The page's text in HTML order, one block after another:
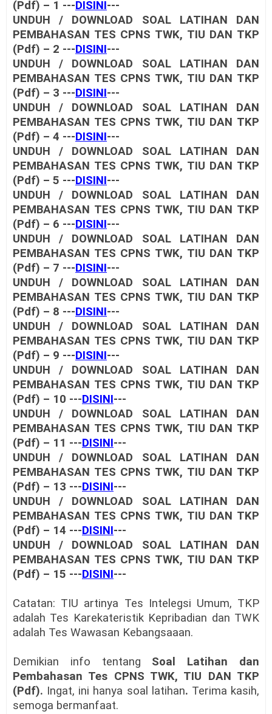
(Pdf) – 1 ---DISINI---
UNDUH / DOWNLOAD SOAL LATIHAN DAN
PEMBAHASAN TES CPNS TWK, TIU DAN TKP
(Pdf) – 2 ---DISINI---
UNDUH / DOWNLOAD SOAL LATIHAN DAN
PEMBAHASAN TES CPNS TWK, TIU DAN TKP
(Pdf) – 3 ---DISINI---
UNDUH / DOWNLOAD SOAL LATIHAN DAN
PEMBAHASAN TES CPNS TWK, TIU DAN TKP
(Pdf) – 4 ---DISINI---
UNDUH / DOWNLOAD SOAL LATIHAN DAN
PEMBAHASAN TES CPNS TWK, TIU DAN TKP
(Pdf) – 5 ---DISINI---
UNDUH / DOWNLOAD SOAL LATIHAN DAN
PEMBAHASAN TES CPNS TWK, TIU DAN TKP
(Pdf) – 6 ---DISINI---
UNDUH / DOWNLOAD SOAL LATIHAN DAN
PEMBAHASAN TES CPNS TWK, TIU DAN TKP
(Pdf) – 7 ---DISINI---
UNDUH / DOWNLOAD SOAL LATIHAN DAN
PEMBAHASAN TES CPNS TWK, TIU DAN TKP
(Pdf) – 8 ---DISINI---
UNDUH / DOWNLOAD SOAL LATIHAN DAN
PEMBAHASAN TES CPNS TWK, TIU DAN TKP
(Pdf) – 9 ---DISINI---
UNDUH / DOWNLOAD SOAL LATIHAN DAN
PEMBAHASAN TES CPNS TWK, TIU DAN TKP
(Pdf) – 10 ---DISINI---
UNDUH / DOWNLOAD SOAL LATIHAN DAN
PEMBAHASAN TES CPNS TWK, TIU DAN TKP
(Pdf) – 11 ---DISINI---
UNDUH / DOWNLOAD SOAL LATIHAN DAN
PEMBAHASAN TES CPNS TWK, TIU DAN TKP
(Pdf) – 13 ---DISINI---
UNDUH / DOWNLOAD SOAL LATIHAN DAN
PEMBAHASAN TES CPNS TWK, TIU DAN TKP
(Pdf) – 14 ---DISINI---
UNDUH / DOWNLOAD SOAL LATIHAN DAN
PEMBAHASAN TES CPNS TWK, TIU DAN TKP
(Pdf) – 15 ---DISINI---
Catatan: TIU artinya Tes Intelegsi Umum, TKP
adalah Tes Karekateristik Kepribadian dan TWK
adalah Tes Wawasan Kebangsaaan.
Demikian info tentang Soal Latihan dan
Pembahasan Tes CPNS TWK, TIU DAN TKP
(Pdf). Ingat, ini hanya soal latihan. Terima kasih,
semoga bermanfaat.